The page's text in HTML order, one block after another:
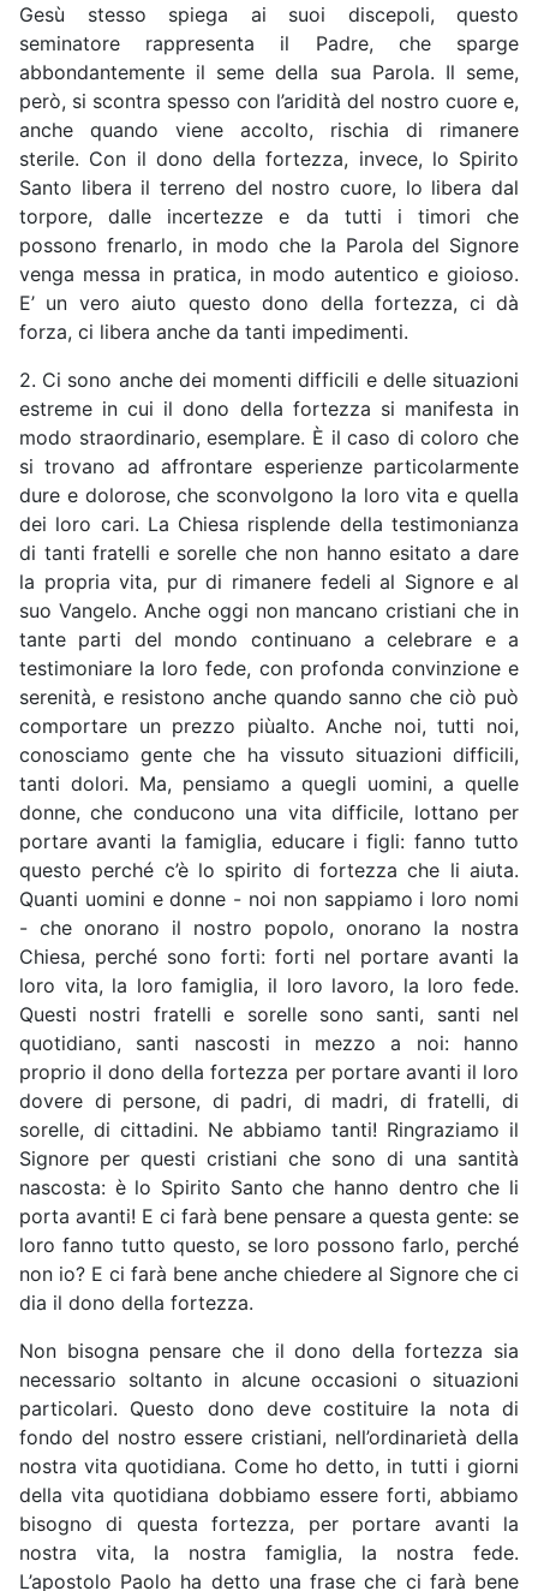
Gesù stesso spiega ai suoi discepoli, questo
seminatore rappresenta il Padre, che sparge
abbondantemente il seme della sua Parola. Il seme,
però, si scontra spesso con l’aridità del nostro cuore e,
anche quando viene accolto, rischia di rimanere
sterile. Con il dono della fortezza, invece, lo Spirito
Santo libera il terreno del nostro cuore, lo libera dal
torpore, dalle incertezze e da tutti i timori che
possono frenarlo, in modo che la Parola del Signore
venga messa in pratica, in modo autentico e gioioso.
E’ un vero aiuto questo dono della fortezza, ci dà
forza, ci libera anche da tanti impedimenti.
2. Ci sono anche dei momenti difficili e delle situazioni
estreme in cui il dono della fortezza si manifesta in
modo straordinario, esemplare. È il caso di coloro che
si trovano ad affrontare esperienze particolarmente
dure e dolorose, che sconvolgono la loro vita e quella
dei loro cari. La Chiesa risplende della testimonianza
di tanti fratelli e sorelle che non hanno esitato a dare
la propria vita, pur di rimanere fedeli al Signore e al
suo Vangelo. Anche oggi non mancano cristiani che in
tante parti del mondo continuano a celebrare e a
testimoniare la loro fede, con profonda convinzione e
serenità, e resistono anche quando sanno che ciò può
comportare un prezzo piùalto. Anche noi, tutti noi,
conosciamo gente che ha vissuto situazioni difficili,
tanti dolori. Ma, pensiamo a quegli uomini, a quelle
donne, che conducono una vita difficile, lottano per
portare avanti la famiglia, educare i figli: fanno tutto
questo perché c’è lo spirito di fortezza che li aiuta.
Quanti uomini e donne - noi non sappiamo i loro nomi
- che onorano il nostro popolo, onorano la nostra
Chiesa, perché sono forti: forti nel portare avanti la
loro vita, la loro famiglia, il loro lavoro, la loro fede.
Questi nostri fratelli e sorelle sono santi, santi nel
quotidiano, santi nascosti in mezzo a noi: hanno
proprio il dono della fortezza per portare avanti il loro
dovere di persone, di padri, di madri, di fratelli, di
sorelle, di cittadini. Ne abbiamo tanti! Ringraziamo il
Signore per questi cristiani che sono di una santità
nascosta: è lo Spirito Santo che hanno dentro che li
porta avanti! E ci farà bene pensare a questa gente: se
loro fanno tutto questo, se loro possono farlo, perché
non io? E ci farà bene anche chiedere al Signore che ci
dia il dono della fortezza.
Non bisogna pensare che il dono della fortezza sia
necessario soltanto in alcune occasioni o situazioni
particolari. Questo dono deve costituire la nota di
fondo del nostro essere cristiani, nell’ordinarietà della
nostra vita quotidiana. Come ho detto, in tutti i giorni
della vita quotidiana dobbiamo essere forti, abbiamo
bisogno di questa fortezza, per portare avanti la
nostra vita, la nostra famiglia, la nostra fede.
L’apostolo Paolo ha detto una frase che ci farà bene